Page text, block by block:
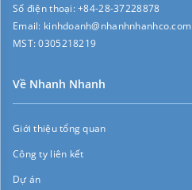
Số điện thoại:+84-28-37228878
Email: kinhdoanh@nhanhnhanhco.com
MST:0305218219
Về Nhanh Nhanh
Giới thiệu tổng quan
Công ty liên kết
Dự án